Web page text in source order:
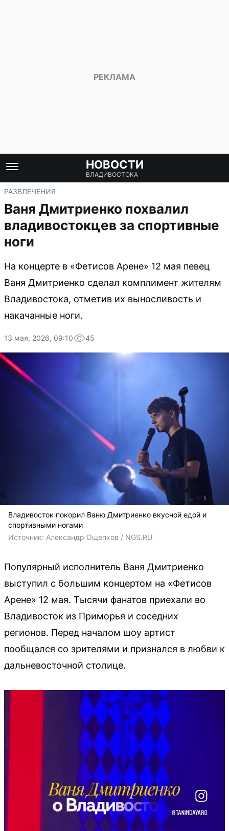
НОВОСТИ
ВЛАДИВОСТОКА
РАЗВЛЕЧЕНИЯ
Ваня Дмитриенко похвалил
владивостокцев за спортивные
ноги
На концерте в «Фетисов Арене» 12 мая певец
Ваня Дмитриенко сделал комплимент жителям
Владивостока, отметив их выносливость и
накачанные ноги.
13 мая, 2026, 09:10 45
Владивосток покорил Ваню Дмитриенко вкусной едой и
спортивными ногами
Источник: Александр Ощепков / NGS.RU
Популярный исполнитель Ваня Дмитриенко
выступил с большим концертом на «Фетисов
Арене» 12 мая. Тысячи фанатов приехали во
Владивосток из Приморья и соседних
регионов. Перед началом шоу артист
пообщался со зрителями и признался в любви к
дальневосточной столице.